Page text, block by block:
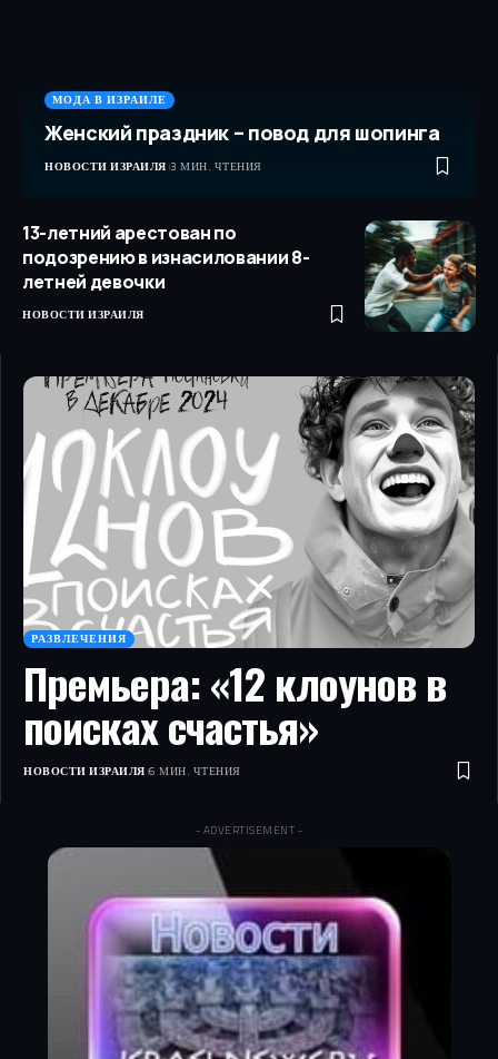
МОДА В ИЗРАИЛЕ
Женский праздник – повод для шопинга
НОВОСТИ ИЗРАИЛЯ 3 МИН. ЧТЕНИЯ
13-летний арестован по
подозрению в изнасиловании 8-
летней девочки
НОВОСТИ ИЗРАИЛЯ
РАЗВЛЕЧЕНИЯ
Премьера: «12 клоунов в
поисках счастья»
НОВОСТИ ИЗРАИЛЯ 6 МИН. ЧТЕНИЯ
- ADVERTISEMENT -